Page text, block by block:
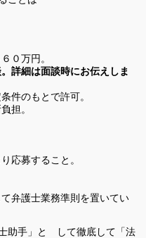
０万円。
詳細は面談時にお伝えしま
のもとで許可。
担。
募すること。
弁護士業務準則を置いてい
助手」と して徹底して「法